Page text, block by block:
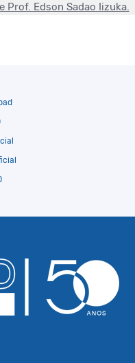
Prof. Edson Sadao Iizuka.